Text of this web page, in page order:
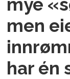
men
har én